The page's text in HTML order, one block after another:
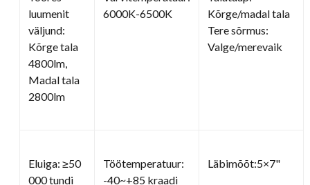
luumenit
väljund:
Kõrge tala
4800lm,
Madal tala
2800lm
6000K-6500K
Kõrge/madal tala
Tere sõrmus:
Valge/merevaik
Eluiga: ≥50
000 tundi
Töötemperatuur:
-40~+85 kraadi
Läbimõõt:5×7"